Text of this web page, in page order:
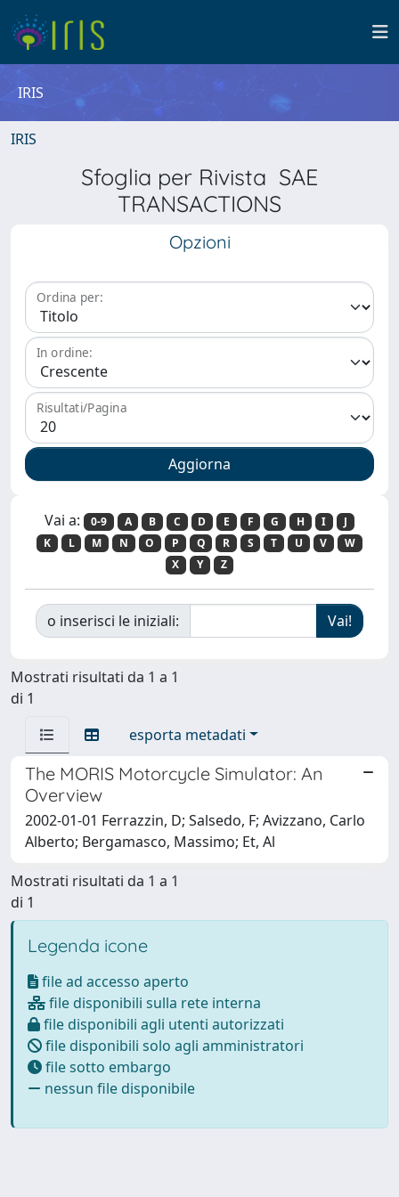
IRIS
IRIS
Sfoglia per Rivista SAE
TRANSACTIONS
Opzioni
Ordina per:
In ordine:
Risultati/Pagina
Vai a: 0-9 A B C D E F G H I
J
K
L M N O P Q R S T U V
W
X
Y Z
o inserisci le iniziali:
Mostrati risultati da 1 a 1
di 1
esporta metadati
The MORIS Motorcycle Simulator: An
Overview
2002-01-01 Ferrazzin, D; Salsedo, F; Avizzano, Carlo
Alberto; Bergamasco, Massimo; Et, Al
Mostrati risultati da 1 a 1
di 1
Legenda icone
file ad accesso aperto
file disponibili sulla rete interna
file disponibili agli utenti autorizzati
file disponibili solo agli amministratori
file sotto embargo
nessun file disponibile